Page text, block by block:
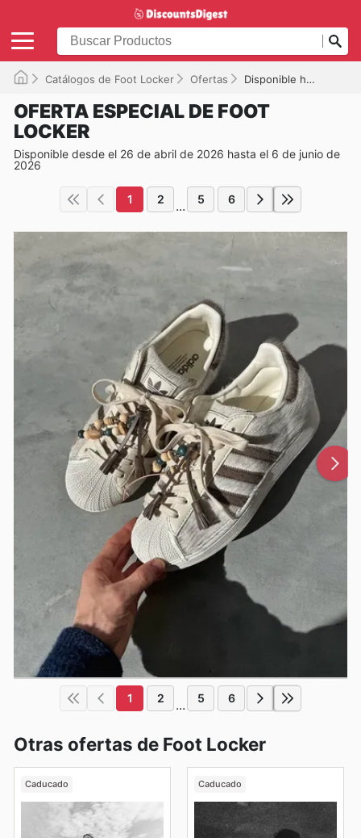
Catálogos de Foot Locker Ofertas Disponible hasta el 06/06/2026
OFERTA ESPECIAL DE FOOT
LOCKER
Disponible desde el 26 de abril de 2026 hasta el 6 de junio de
2026
1 2 ... 5 6
1 2 ... 5 6
Otras ofertas de Foot Locker
Caducado Caducado